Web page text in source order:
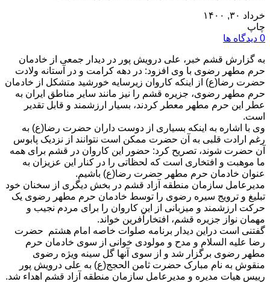
خرداد ۳۰, ۱۴۰۰
چاپ
0 دیدگاه ها
به گزارش قشم خبر، علی درویش پور در دیدار جمعی از خادمان
حرم مطهر رضوی با وی افزود: در دهه کرامت و در آستانه ولادت
حضرت رضا(ع) از اینکه کاروان زیرسایه خورشید متشکل از خادمان
حرم مطهر رضوی، جزیره قشم را نیز مانند سایر مناطق ایران به
عطر این حرم مطهر معطر کردند، بسیار ارزشمند و قابل تقدیر
است.
وی با اشاره به اینکه بسیاری از دوست داران حضرت رضا(ع) به
رغم ارادت قلبی به آن حضرت ممکن است نتوانند از نزدیک پابوس
آن حضرت شوند، تصریح کرد: حضور این کاروان در قشم برای همه
ما موهبت و افتخاری است که لحظاتی را در کنار این عزیزان به
عنوان خادمان حرم مطهر حضرت رضا(ع) باشیم.
مدیرعامل سازمان منطقه آزاد قشم در بخش دیگری از سخنان خود
تبلیغ و ترویج سیره رضوی را توسط خادمان حرم مطهر رضوی یک
حرکت ارزشمند و میزبانی از این کاروان را برای مردم نجیب و
مهمان نواز جزیره قشم، افتخارآفرین خواند.
گفتنی است دراین دیدار برنامه صلوات خاصه امام هشتم حضرت
رضا علیه السلام و مدح و مولودی خوانی از سوی خادمان حرم
مطهر رضوی برگزار شد و از سوی آنها گل سینه ویژه رضوی
منقوش به نام مبارک حضرت ثامن الحجج(ع) به علی درویش پور
رییس هیات مدیره و مدیرعامل سازمان منطقه آزاد قشم اهداء شد.